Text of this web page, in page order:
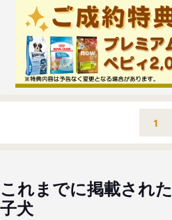
1
これまでに掲載され
子犬